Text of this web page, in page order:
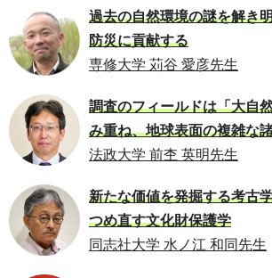
過去の自然環境の謎を解き
防災に貢献する
専修大学 苅谷 愛彦先生
調査のフィールドは「大自
み重ね、地球表面の複雑な
法政大学 前杢 英明先生
新たな価値を発掘する考古
つめ直す文化財保護学
同志社大学 水ノ江 和同先生